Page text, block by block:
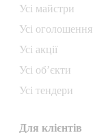
Усі майстри
Усі оголошення
Усі акції
Усі об’єкти
Усі тендери
Для клієнтів